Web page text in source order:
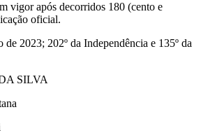
vigor após decorridos 180 (cento e
oficial.
2023; 202º da Independência e 135º da
SILVA